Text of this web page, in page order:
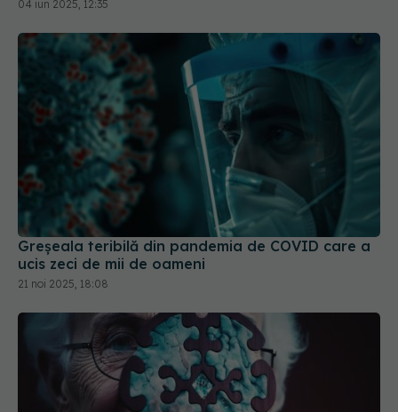
04 iun 2025, 12:35
Greșeala teribilă din pandemia de COVID care a
ucis zeci de mii de oameni
21 noi 2025, 18:08